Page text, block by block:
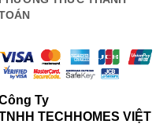
Ty
TECHHOMES VIỆT